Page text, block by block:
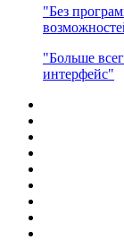
"Без
"Больше
интерфейс"